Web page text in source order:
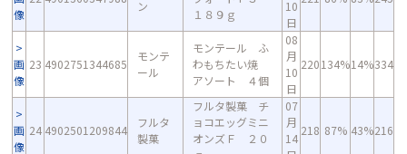
像
ン
１８９ｇ
10
日
画
像
23 4902751344685
モンテ
ール
モンテール ふ
わもちたい焼
アソート ４個
08
月
10
日
220134%14%334
画
像
24 4902501209844
フルタ
製菓
フルタ製菓 チ
ョコエッグミニ
オンズＦ ２０
07
月
14
218 87% 43%216